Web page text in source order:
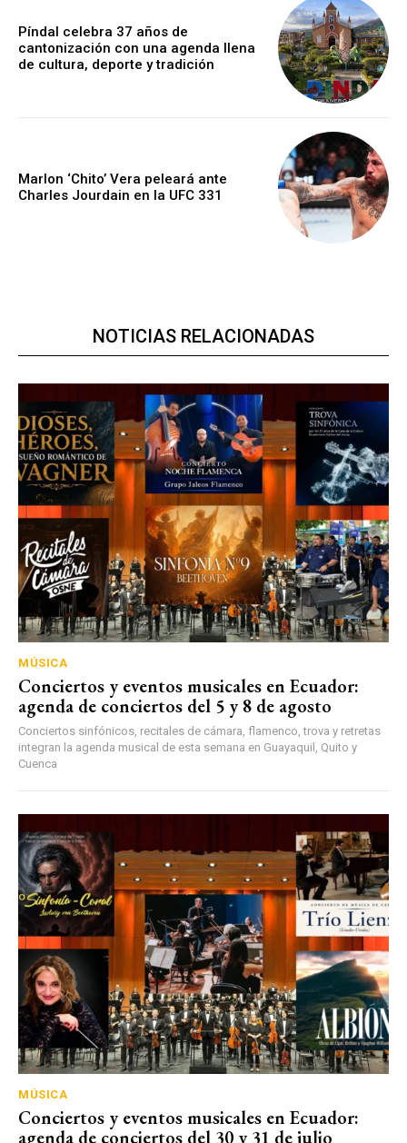
Píndal celebra 37 años de
cantonización con una agenda llena
de cultura, deporte y tradición
Marlon ‘Chito’ Vera peleará ante
Charles Jourdain en la UFC 331
NOTICIAS RELACIONADAS
MÚSICA
Conciertos y eventos musicales en Ecuador:
agenda de conciertos del 5 y 8 de agosto
Conciertos sinfónicos, recitales de cámara, flamenco, trova y retretas
integran la agenda musical de esta semana en Guayaquil, Quito y
Cuenca
MÚSICA
Conciertos y eventos musicales en Ecuador:
agenda de conciertos del 30 y 31 de julio